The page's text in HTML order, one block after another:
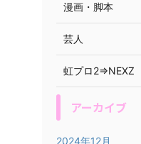
漫画・脚本
芸人
虹プロ2⇒NEXZ
アーカイブ
2024年12月